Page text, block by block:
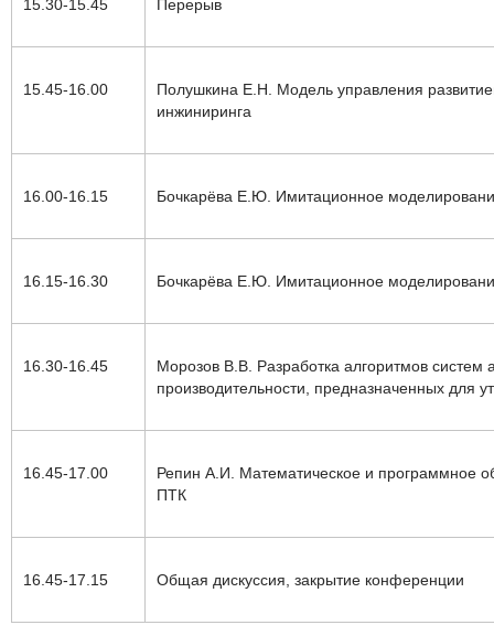
15.30-15.45 Перерыв
15.45-16.00 Полушкина Е.Н. Модель управления
инжиниринга
16.00-16.15 Бочкарёва Е.Ю. Имитационное
16.15-16.30 Бочкарёва Е.Ю Имитационное
16.30-16.45 Морозов В.В. Разработка алгоритмов систем
производительности, предназначенных для
16.45-17.00
Репин А.И. Математическое и программное
ПТК
16.45-17. 15 Общая дискуссия, закрытие конференции